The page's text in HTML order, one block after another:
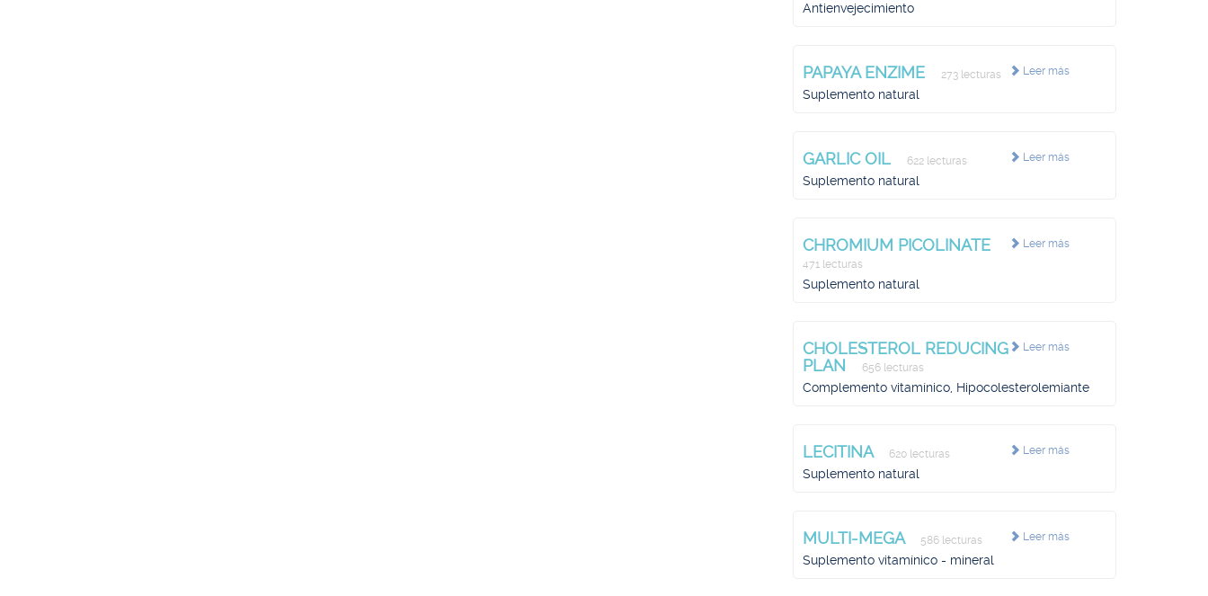
Antienvejecimiento
Leer más
PAPAYA ENZIME 273 lecturas
Suplemento natural
Leer más
GARLIC OIL 622 lecturas
Suplemento natural
Leer más
CHROMIUM PICOLINATE
471 lecturas
Suplemento natural
Leer más
CHOLESTEROL REDUCING
PLAN
656 lecturas
Complemento vitamínico, Hipocolesterolemiante
Leer más
LECITINA 620 lecturas
Suplemento natural
Leer más
MULTI-MEGA 586 lecturas
Suplemento vitamínico - mineral